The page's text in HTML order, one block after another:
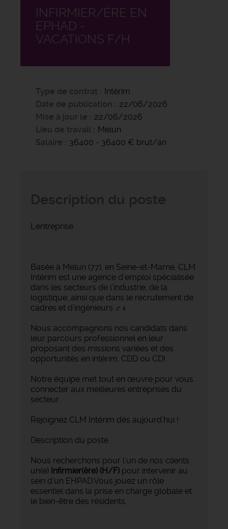
INFIRMIER/ÈRE EN
EPHAD -
VACATIONS F/H
Type de contrat
Intérim
Date de publication
22/06/2026
Mise à jour le
22/06/2026
Lieu de travail
Melun
Salaire
36400 - 36400 € brut/an
L'entreprise
Basée à Melun (77), en Seine-et-Marne, CLM
Intérim est une agence d’emploi spécialisée
dans les secteurs de l’industrie, de la
logistique, ainsi que dans le recrutement de
cadres et d’ingénieurs ‍♂️‍♀️
Nous accompagnons nos candidats dans
leur parcours professionnel en leur
proposant des missions variées et des
opportunités en intérim, CDD ou CDI.
Notre équipe met tout en œuvre pour vous
connecter aux meilleures entreprises du
secteur.
Rejoignez CLM Intérim dès aujourd’hui !
Description du poste
Nous recherchons pour l’un de nos clients
un(e) Infirmier(ère) (H/F) pour intervenir au
sein d’un EHPAD.Vous jouez un rôle
essentiel dans la prise en charge globale et
le bien-être des résidents.